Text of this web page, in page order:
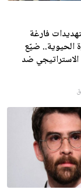
فارغة
الحيوية.. ضيّع
ضد